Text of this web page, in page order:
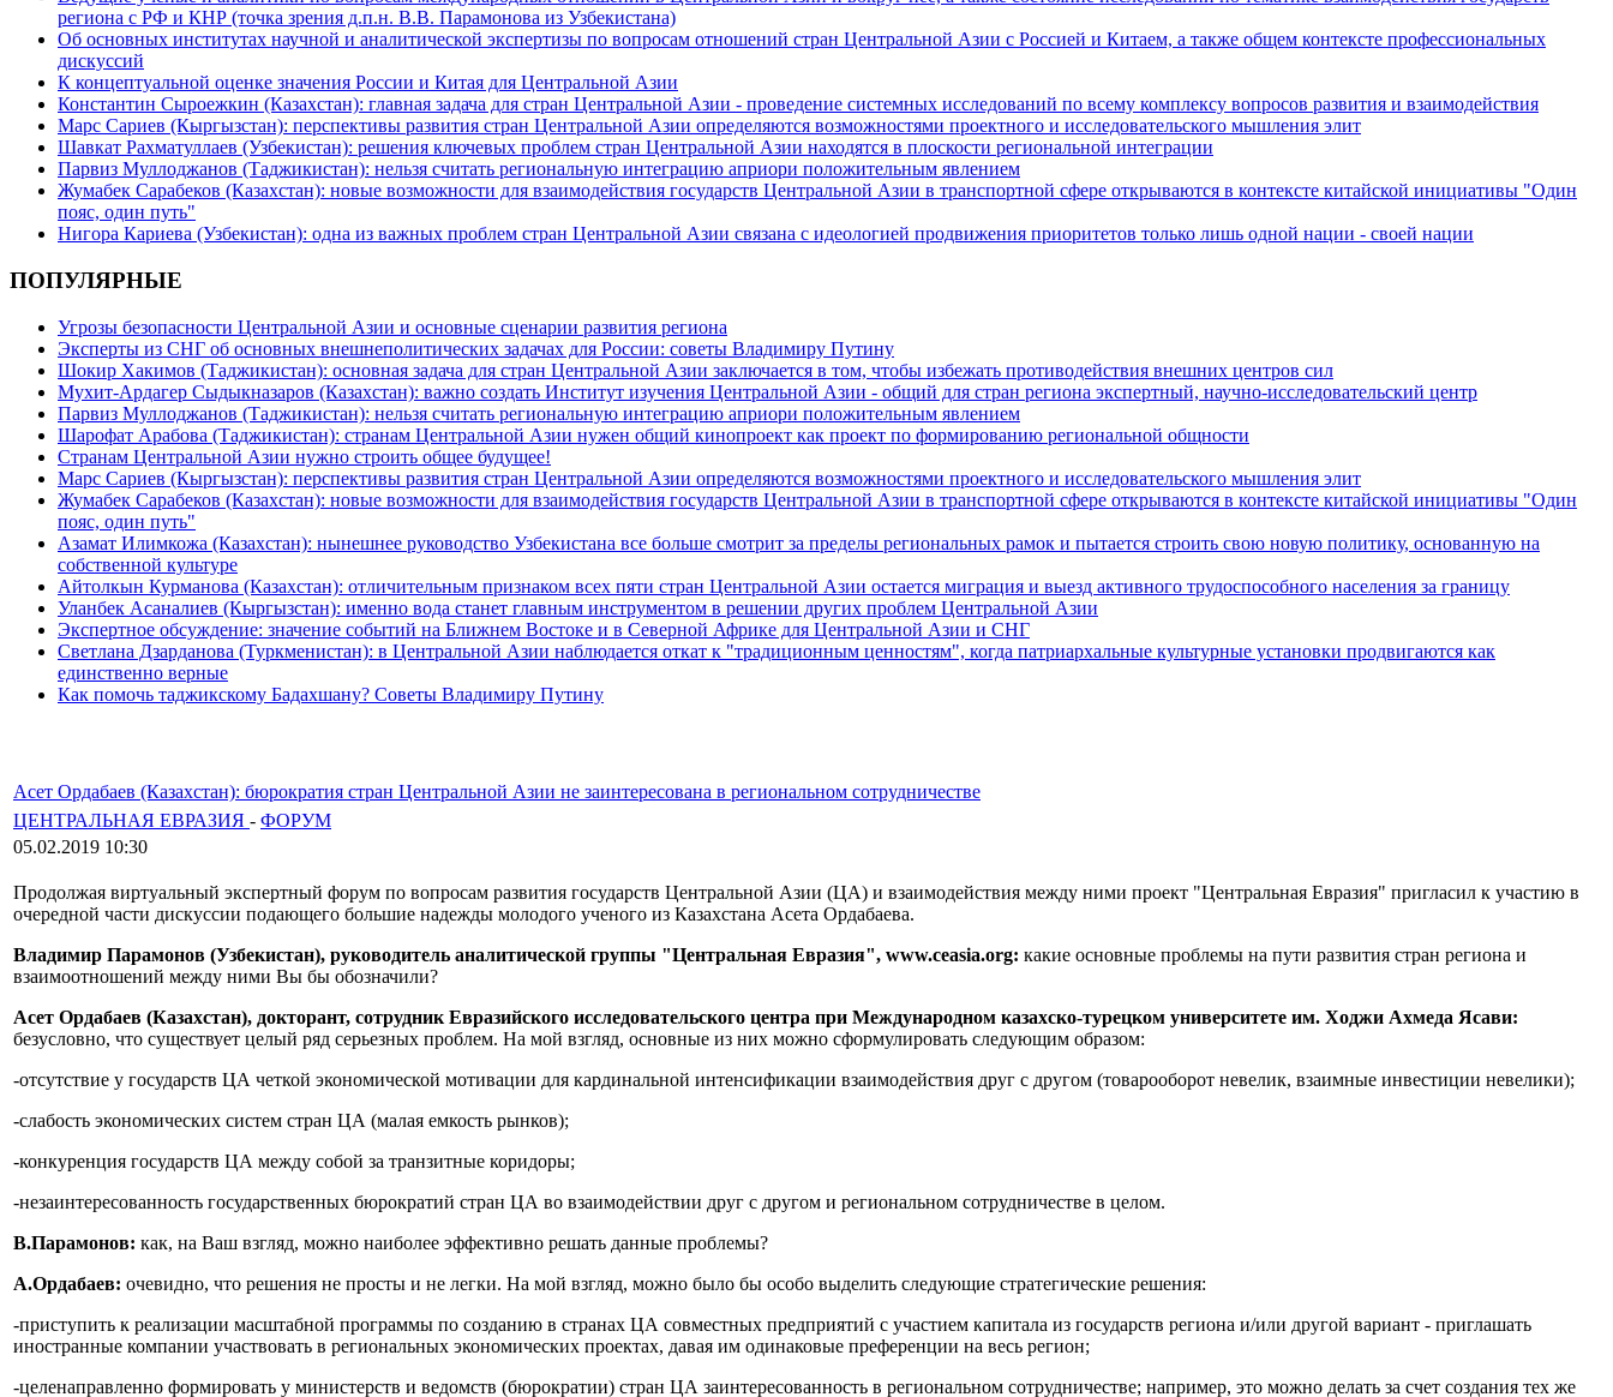
региона с РФ и КНР (точка зрения д.п.н. В.В. Парамонова из Узбекистана)
Об основных институтах научной и аналитической экспертизы по вопросам отношений стран Центральной Азии с Россией и Китаем, а также общем контексте профессиональных
дискуссий
К концептуальной оценке значения России и Китая для Центральной Азии
Константин Сыроежкин (Казахстан): главная задача для стран Центральной Азии - проведение системных исследований по всему комплексу вопросов развития и взаимодействия
Марс Сариев (Кыргызстан): перспективы развития стран Центральной Азии определяются возможностями проектного и исследовательского мышления элит
Шавкат Рахматуллаев (Узбекистан): решения ключевых проблем стран Центральной Азии находятся в плоскости региональной интеграции
Парвиз Муллоджанов (Таджикистан): нельзя считать региональную интеграцию априори положительным явлением
Жумабек Сарабеков (Казахстан): новые возможности для взаимодействия государств Центральной Азии в транспортной сфере открываются в контексте китайской инициативы "Один
пояс, один путь"
Нигора Кариева (Узбекистан): одна из важных проблем стран Центральной Азии связана с идеологией продвижения приоритетов только лишь одной нации - своей нации
ПОПУЛЯРНЫЕ
Угрозы безопасности Центральной Азии и основные сценарии развития региона
Эксперты из СНГ об основных внешнеполитических задачах для России: советы Владимиру Путину
Шокир Хакимов (Таджикистан): основная задача для стран Центральной Азии заключается в том, чтобы избежать противодействия внешних центров сил
Мухит-Ардагер Сыдыкназаров (Казахстан): важно создать Институт изучения Центральной Азии - общий для стран региона экспертный, научно-исследовательский центр
Парвиз Муллоджанов (Таджикистан): нельзя считать региональную интеграцию априори положительным явлением
Шарофат Арабова (Таджикистан): странам Центральной Азии нужен общий кинопроект как проект по формированию региональной общности
Странам Центральной Азии нужно строить общее будущее!
Марс Сариев (Кыргызстан): перспективы развития стран Центральной Азии определяются возможностями проектного и исследовательского мышления элит
Жумабек Сарабеков (Казахстан): новые возможности для взаимодействия государств Центральной Азии в транспортной сфере открываются в контексте китайской инициативы "Один
пояс, один путь"
Азамат Илимкожа (Казахстан): нынешнее руководство Узбекистана все больше смотрит за пределы региональных рамок и пытается строить свою новую политику, основанную на
собственной культуре
Айтолкын Курманова (Казахстан): отличительным признаком всех пяти стран Центральной Азии остается миграция и выезд активного трудоспособного населения за границу
Уланбек Асаналиев (Кыргызстан): именно вода станет главным инструментом в решении других проблем Центральной Азии
Экспертное обсуждение: значение событий на Ближнем Востоке и в Северной Африке для Центральной Азии и СНГ
Светлана Дзарданова (Туркменистан): в Центральной Азии наблюдается откат к "традиционным ценностям", когда патриархальные культурные установки продвигаются как
единственно верные
Как помочь таджикскому Бадахшану? Советы Владимиру Путину
Асет Ордабаев (Казахстан): бюрократия стран Центральной Азии не заинтересована в региональном сотрудничестве
ЦЕНТРАЛЬНАЯ ЕВРАЗИЯ - ФОРУМ
05.02.2019 10:30
Продолжая виртуальный экспертный форум по вопросам развития государств Центральной Азии (ЦА) и взаимодействия между ними проект "Центральная Евразия" пригласил к участию в
очередной части дискуссии подающего большие надежды молодого ученого из Казахстана Асета Ордабаева.
Владимир Парамонов (Узбекистан), руководитель аналитической группы "Центральная Евразия", www.ceasia.org: какие основные проблемы на пути развития стран региона и
взаимоотношений между ними Вы бы обозначили?
Асет Ордабаев (Казахстан), докторант, сотрудник Евразийского исследовательского центра при Международном казахско-турецком университете им. Ходжи Ахмеда Ясави:
безусловно, что существует целый ряд серьезных проблем. На мой взгляд, основные из них можно сформулировать следующим образом:
-отсутствие у государств ЦА четкой экономической мотивации для кардинальной интенсификации взаимодействия друг с другом (товарооборот невелик, взаимные инвестиции невелики);
-слабость экономических систем стран ЦА (малая емкость рынков);
-конкуренция государств ЦА между собой за транзитные коридоры;
-незаинтересованность государственных бюрократий стран ЦА во взаимодействии друг с другом и региональном сотрудничестве в целом.
В.Парамонов: как, на Ваш взгляд, можно наиболее эффективно решать данные проблемы?
А.Ордабаев: очевидно, что решения не просты и не легки. На мой взгляд, можно было бы особо выделить следующие стратегические решения:
-приступить к реализации масштабной программы по созданию в странах ЦА совместных предприятий с участием капитала из государств региона и/или другой вариант - приглашать
иностранные компании участвовать в региональных экономических проектах, давая им одинаковые преференции на весь регион;
-целенаправленно формировать у министерств и ведомств (бюрократии) стран ЦА заинтересованность в региональном сотрудничестве; например, это можно делать за счет создания тех же